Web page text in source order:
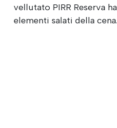
vellutato PIRR Reserva
elementi salati della cena.